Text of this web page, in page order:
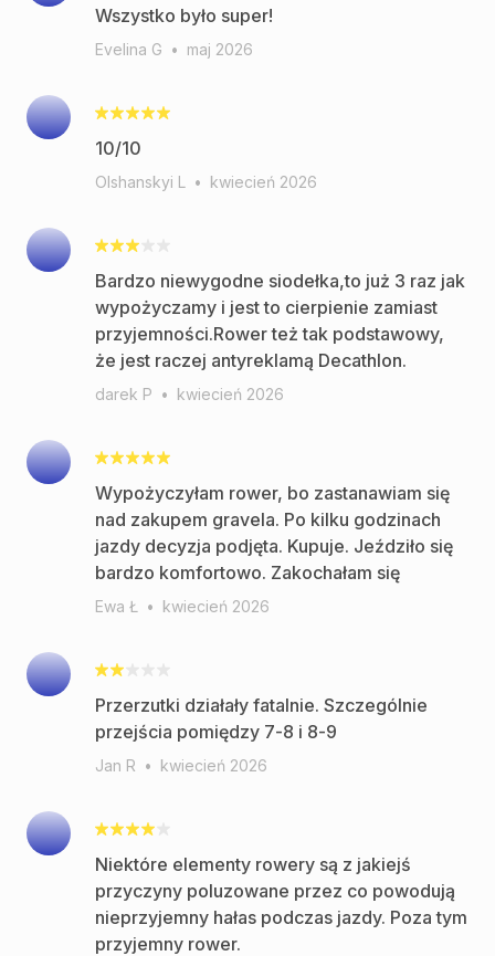
Wszystko było super!
Evelina G • maj 2026
10/10
Olshanskyi L • kwiecień 2026
Bardzo niewygodne siodełka,to już 3 raz jak
wypożyczamy i jest to cierpienie zamiast
przyjemności.Rower też tak podstawowy,
że jest raczej antyreklamą Decathlon.
darek P • kwiecień 2026
Wypożyczyłam rower, bo zastanawiam się
nad zakupem gravela. Po kilku godzinach
jazdy decyzja podjęta. Kupuje. Jeździło się
bardzo komfortowo. Zakochałam się
Ewa Ł • kwiecień 2026
Przerzutki działały fatalnie. Szczególnie
przejścia pomiędzy 7-8 i 8-9
Jan R • kwiecień 2026
Niektóre elementy rowery są z jakiejś
przyczyny poluzowane przez co powodują
nieprzyjemny hałas podczas jazdy. Poza tym
przyjemny rower.